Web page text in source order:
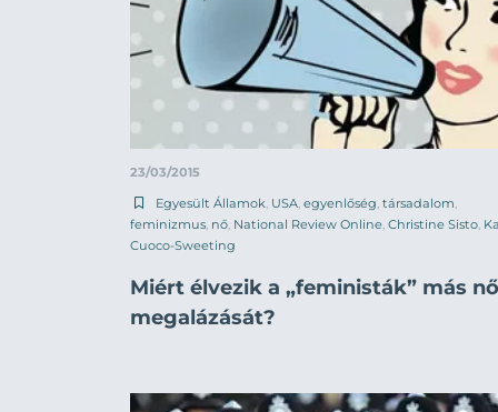
23/03/2015
Egyesült Államok, USA, egyenlőség, társadalom,
feminizmus, nő, National Review Online, Christine Sisto,
Cuoco-Sweeting
Miért élvezik a „feministák” más
megalázását?